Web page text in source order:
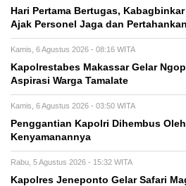
Hari Pertama Bertugas,
Ajak Personel Jaga dan
Kamis, 6 Agustus 2026 - 08:16 WITA
Kapolrestabes Makassar Gelar
Aspirasi Warga Tamalate
Kamis, 6 Agustus 2026 - 03:50 WITA
Penggantian Kapolri Dihembus
Kenyamanannya
Rabu, 5 Agustus 2026 - 15:32 WITA
Kapolres Jeneponto Gelar Safari